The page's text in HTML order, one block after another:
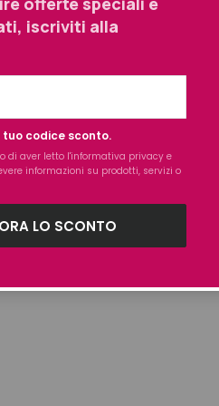
iscriviti alla
LO SCONTO
tuo codice sconto.
di aver letto l'informativa privacy e
informazioni su prodotti, servizi o
del capello
sui capelli lavati e tamponati.
per assicurare un risultato
e risciacquare con